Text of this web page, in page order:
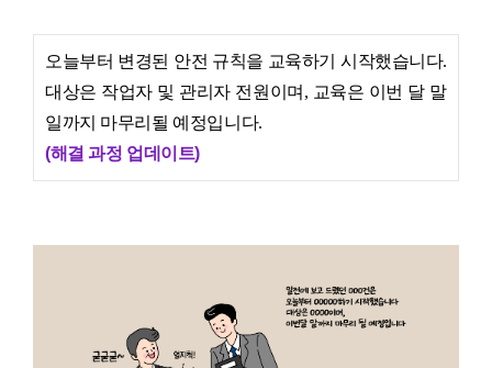
오늘부터 변경된 안전 규칙을 교육하기 시작했습니다.
대상은 작업자 및 관리자 전원이며, 교육은 이번 달 말
일까지 마무리될 예정입니다.
(해결 과정 업데이트)